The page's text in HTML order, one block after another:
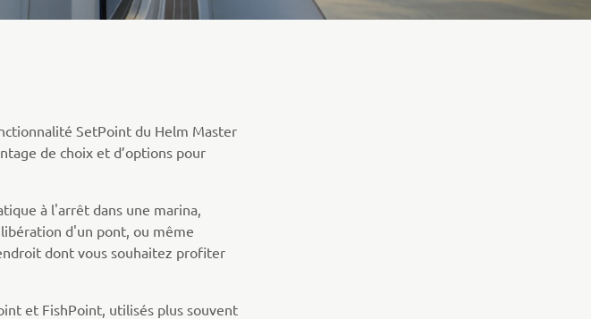
SetPoint du Helm Master
de choix et d’options pour
à l'arrêt dans une marina,
d'un pont, ou même
dont vous souhaitez profiter
et FishPoint, utilisés plus souvent